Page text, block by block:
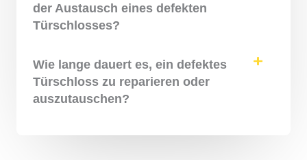
der Austausch eines defekten
Türschlosses?
Wie lange dauert es, ein defektes
Türschloss zu reparieren oder
auszutauschen?